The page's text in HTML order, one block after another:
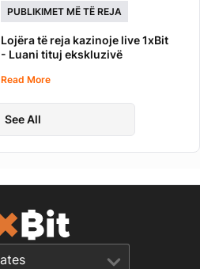
PUBLIKIMET MË TË REJA
Lojëra të reja kazinoje live 1xBit
- Luani tituj ekskluzivë
Read More
See All